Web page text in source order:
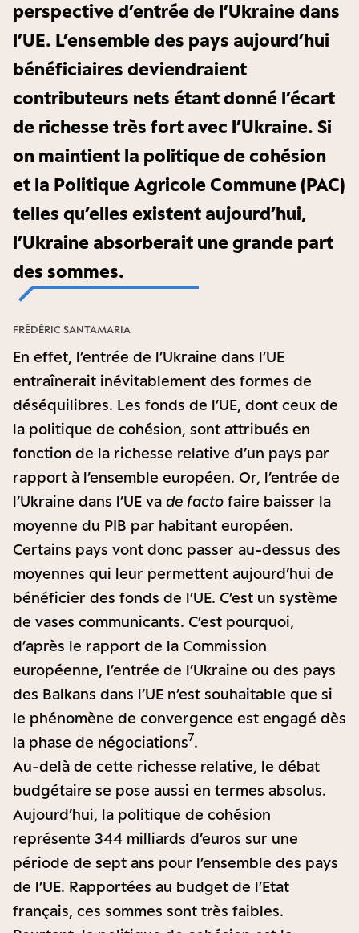
perspective d’entrée de l’Ukraine dans
l’UE. L’ensemble des pays aujourd’hui
bénéficiaires deviendraient
contributeurs nets étant donné l’écart
de richesse très fort avec l’Ukraine. Si
on maintient la politique de cohésion
et la Politique Agricole Commune (PAC)
telles qu’elles existent aujourd’hui,
l’Ukraine absorberait une grande part
des sommes.
En effet, l’entrée de l’Ukraine dans l’UE
entraînerait inévitablement des formes de
déséquilibres. Les fonds de l’UE, dont ceux de
la politique de cohésion, sont attribués en
fonction de la richesse relative d’un pays par
rapport à l’ensemble européen. Or, l’entrée de
l’Ukraine dans l’UE va de facto faire baisser la
moyenne du PIB par habitant européen.
Certains pays vont donc passer au-dessus des
moyennes qui leur permettent aujourd’hui de
bénéficier des fonds de l’UE. C’est un système
de vases communicants. C’est pourquoi,
d’après le rapport de la Commission
européenne, l’entrée de l’Ukraine ou des pays
des Balkans dans l’UE n’est souhaitable que si
le phénomène de convergence est engagé dès
la phase de négociations7.
Au-delà de cette richesse relative, le débat
budgétaire se pose aussi en termes absolus.
Aujourd’hui, la politique de cohésion
représente 344 milliards d’euros sur une
période de sept ans pour l’ensemble des pays
de l’UE. Rapportées au budget de l’Etat
français, ces sommes sont très faibles.
FRÉDÉRIC SANTAMARIA